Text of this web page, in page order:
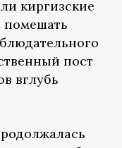
киргизские
помешать
пост
вглубь